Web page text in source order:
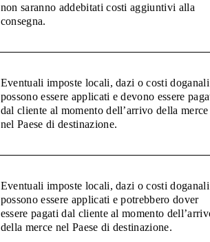
non saranno addebitati costi aggiuntivi alla
consegna.
Eventuali imposte locali, dazi o costi doganali
possono essere applicati e devono essere
dal cliente al momento dell’arrivo della merce
nel Paese di destinazione.
Eventuali imposte locali, dazi o costi doganali
possono essere applicati e potrebbero dover
essere pagati dal cliente al momento
della merce nel Paese di destinazione.